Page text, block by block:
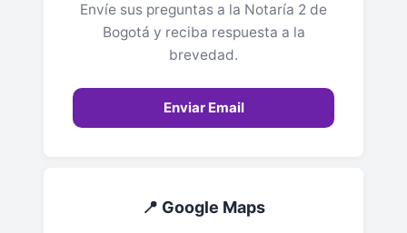
Envíe sus preguntas a la Notaría 2 de
Bogotá y reciba respuesta a la
brevedad.
Enviar Email
📍 Google Maps